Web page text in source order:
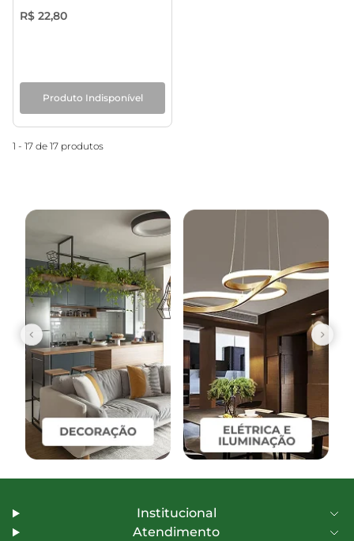
R$ 22,80
Produto Indisponível
1 - 17 de 17 produtos
Institucional
Atendimento